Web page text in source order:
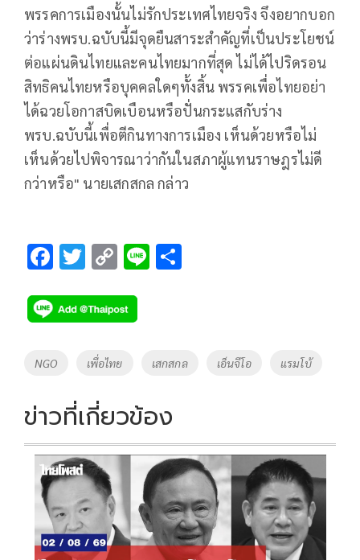
พรรคการเมืองนั้นไม่รักประเทศไทยจริง จึงอยากบอก
ว่าร่างพรบ.ฉบับนี้มีจุดยืนสาระสำคัญที่เป็นประโยชน์
ต่อแผ่นดินไทยและคนไทยมากที่สุด ไม่ได้ไปริดรอน
สิทธิคนไทยหรือบุคคลใดๆทั้งสิ้น พรรคเพื่อไทยอย่า
ได้ฉวยโอกาสบิดเบือนหรือปั่นกระแสกับร่าง
พรบ.ฉบับนี้เพื่อตีกินทางการเมือง เห็นด้วยหรือไม่
เห็นด้วยไปพิจารณาว่ากันในสภาผู้แทนราษฎรไม่ดี
กว่าหรือ" นายเสกสกล กล่าว
F
e
b
o
k
T
tt
er
C
p
y
Li
k
Li
Tags
NGO เพื่อไทย เสกสกล เอ็นจีโอ แรมโบ้
ข่าวที่เกี่ยวข้อง